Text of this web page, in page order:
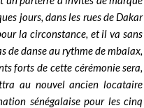
jours, dans les rues de Dakar
la circonstance, et il va sans
de danse au rythme de mbalax,
forts de cette cérémonie sera,
au nouvel ancien locataire
sénégalaise pour les cinq